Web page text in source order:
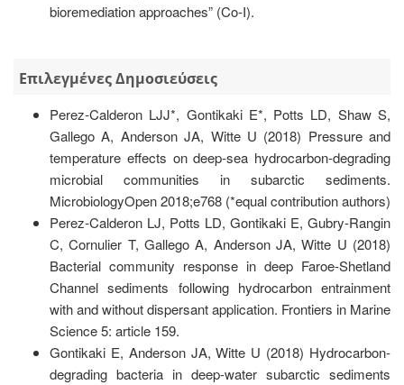
bioremediation approaches” (Co-I).
Επιλεγμένες Δημοσιεύσεις
Perez-Calderon LJJ*, Gontikaki E*, Potts LD, Shaw S,
Gallego A, Anderson JA, Witte U (2018) Pressure and
temperature effects on deep‐sea hydrocarbon-degrading
microbial communities in subarctic sediments.
MicrobiologyOpen 2018;e768 (*equal contribution authors)
Perez-Calderon LJ, Potts LD, Gontikaki E, Gubry-Rangin
C, Cornulier T, Gallego A, Anderson JA, Witte U (2018)
Bacterial community response in deep Faroe-Shetland
Channel sediments following hydrocarbon entrainment
with and without dispersant application. Frontiers in Marine
Science 5: article 159.
Gontikaki E, Anderson JA, Witte U (2018) Hydrocarbon-
degrading bacteria in deep-water subarctic sediments